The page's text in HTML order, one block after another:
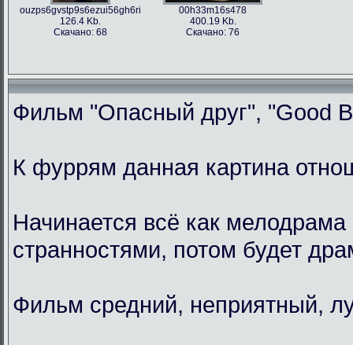
ouzps6gvstp9s6ezui56gh6ri
126.4 Kb.
Скачано: 68
00h33m16s478
400.19 Kb.
Скачано: 76
Фильм "Опасный друг", "Good
К фуррям данная картина
Начинается всё как
странностями, потом будет
Фильм средний, неприятный,